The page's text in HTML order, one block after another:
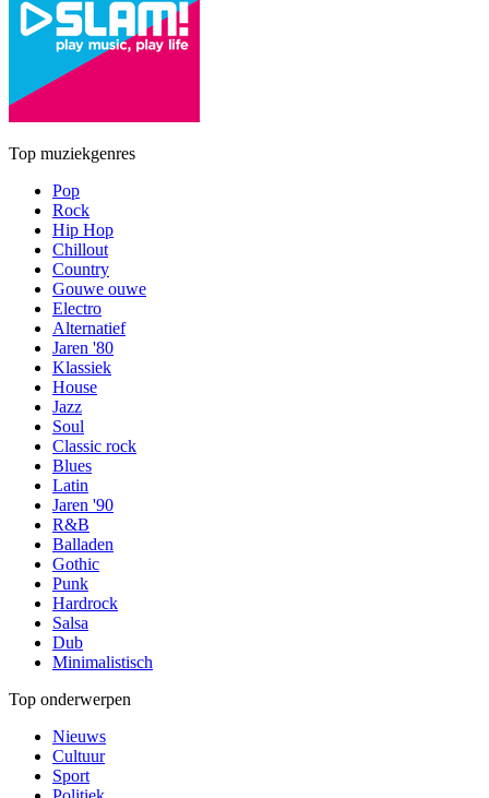
Top muziekgenres
Pop
Rock
Hip Hop
Chillout
Country
Gouwe ouwe
Electro
Alternatief
Jaren '80
Klassiek
House
Jazz
Soul
Classic rock
Blues
Latin
Jaren '90
R&B
Balladen
Gothic
Punk
Hardrock
Salsa
Dub
Minimalistisch
Top onderwerpen
Nieuws
Cultuur
Sport